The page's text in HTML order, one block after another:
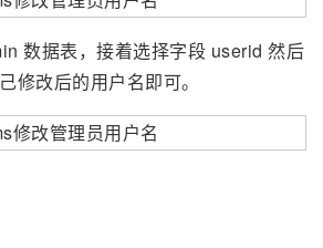
数据表，接着选择字段 userid 然后
修改后的用户名即可。